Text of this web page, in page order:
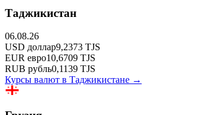
Таджикистан
06.08.26
USD доллар9,2373 TJS
EUR евро10,6709 TJS
RUB рубль0,1139 TJS
Курсы валют в Таджикистане →